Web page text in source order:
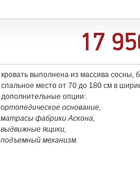
17
кровать выполнена из массива сосны,
спальное место от 70 до 180 см в
дополнительные опции:
ортопедическое основание,
матрасы фабрики Аскона,
выдвижные ящики,
подъемный механизм.